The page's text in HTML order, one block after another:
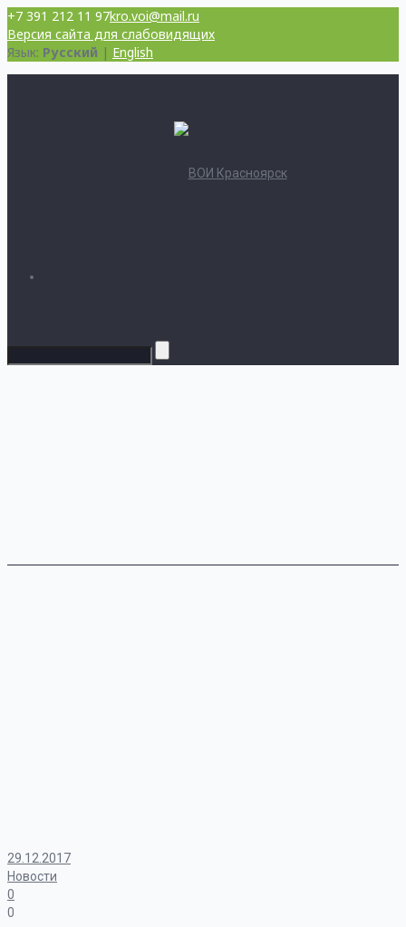
+7 391 212 11 97kro.voi@mail.ru
Версия сайта для слабовидящих
Язык: Русский | English
29.12.2017
Новости
0
0